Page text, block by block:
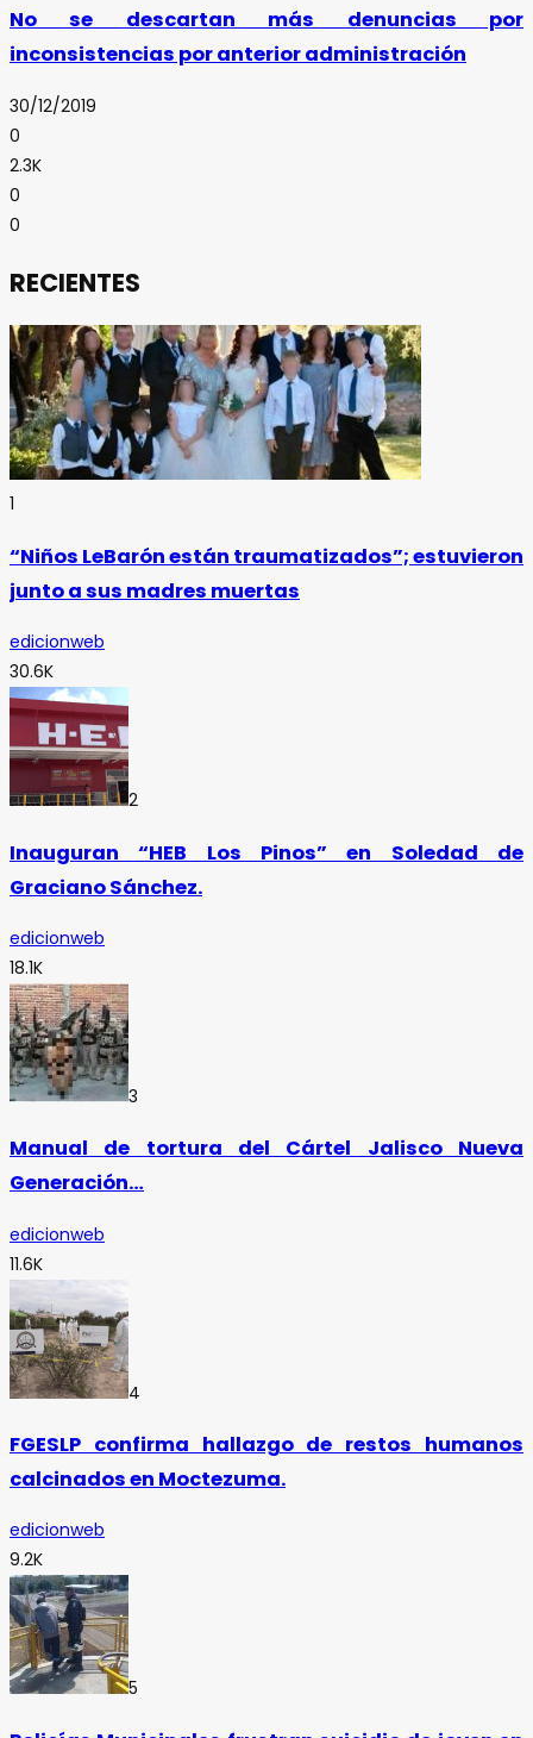
No se descartan más denuncias por
inconsistencias por anterior administración
30/12/2019
0
2.3K
0
0
RECIENTES
1
“Niños LeBarón están traumatizados”; estuvieron
junto a sus madres muertas
edicionweb
30.6K
2
Inauguran “HEB Los Pinos” en Soledad de
Graciano Sánchez.
edicionweb
18.1K
3
Manual de tortura del Cártel Jalisco Nueva
Generación…
edicionweb
11.6K
4
FGESLP confirma hallazgo de restos humanos
calcinados en Moctezuma.
edicionweb
9.2K
5